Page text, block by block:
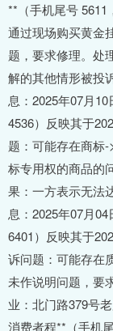
**（手机尾号 5611
通过现场购买黄金
题，要求修理。处
解的其他情形被投
息：2025年07月
4536）反映其于
题：可能存在商标
标专用权的商品的
果：一方表示无法
息：2025年07月
6401）反映其于
诉问题：可能存在
未作说明问题，要
业：北门路379号
消费者程**（手机